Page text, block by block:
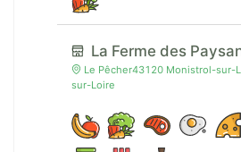
La Ferme des
Le Pêcher43120 Monistrol-sur-
sur-Loire